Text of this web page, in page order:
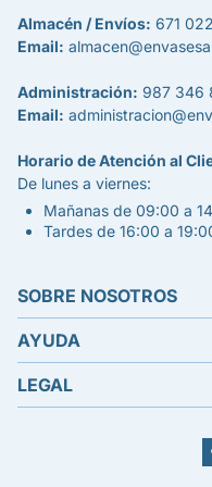
Almacén / Envíos: 671
Email:
Administración: 987 346
Email:
Horario de Atención al
De lunes a viernes:
Mañanas de 09:00 a
Tardes de 16:00 a
SOBRE NOSOTROS
AYUDA
LEGAL